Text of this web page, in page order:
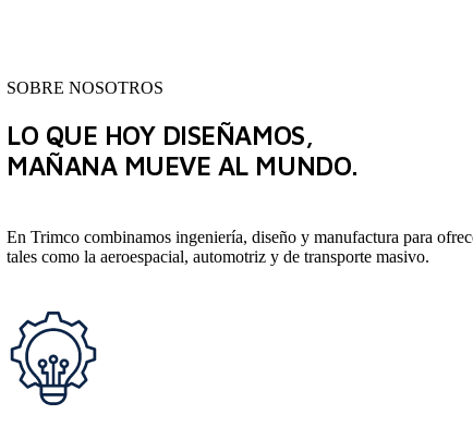
SOBRE NOSOTROS
LO QUE HOY DISEÑAMOS,
MAÑANA MUEVE AL MUNDO.
En Trimco combinamos ingeniería, diseño y manufactura para
tales como la aeroespacial, automotriz y de transporte masivo.